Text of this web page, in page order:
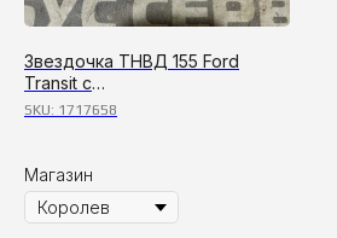
Звездочка ТНВД 155 Ford
Transit с
2006г,Boxer,Jumреr,Duсаtо
SKU: 1717658
Магазин